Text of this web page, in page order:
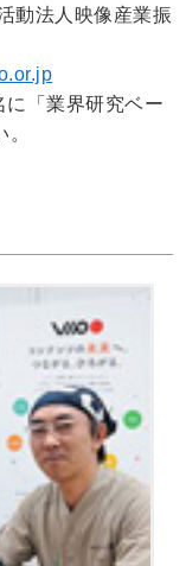
動法人映像産業振
「業界研究ベー